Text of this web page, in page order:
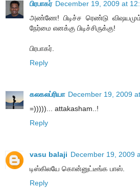
பிரபாகர் December 19, 2009 at
அண்ணே! பிடிச்ச ரெண்டு
நேர்மை எனக்கு பிடிச்சிருக்கு!
பிரபாகர்.
Reply
கலகலப்ரியா December 19, 2009
=)))))... attakasham..!
Reply
vasu balaji December 19, 2009
டிஸ்கிலயே கொன்னுட்டீங்க பாஸ்.
Reply